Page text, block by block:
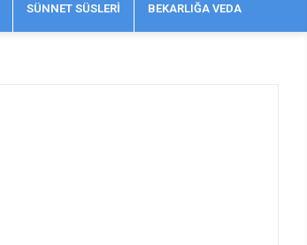
SÜNNET SÜSLERİ BEKARLIĞA VEDA